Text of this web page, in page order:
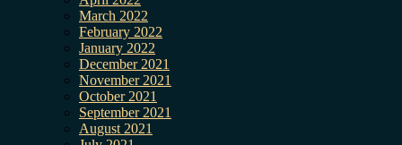
March 2022
February 2022
January 2022
December 2021
November 2021
October 2021
September 2021
August 2021